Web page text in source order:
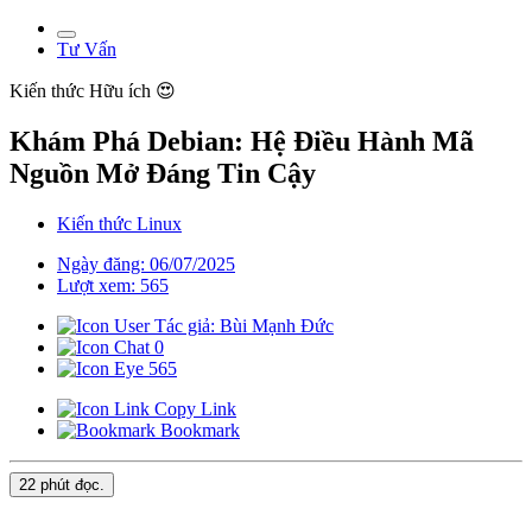
Tư Vấn
Kiến thức Hữu ích 😍
Khám Phá Debian: Hệ Điều Hành Mã
Nguồn Mở Đáng Tin Cậy
Kiến thức Linux
Ngày đăng: 06/07/2025
Lượt xem: 565
Tác giả: Bùi Mạnh Đức
0
565
Copy Link
Bookmark
22 phút đọc.